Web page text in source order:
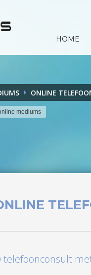
HOME
ONLINE
mediums
-telefoonconsult